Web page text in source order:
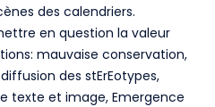
des calendriers.
en question la valeur
mauvaise conservation,
des stErEotypes,
texte et image, Emergence